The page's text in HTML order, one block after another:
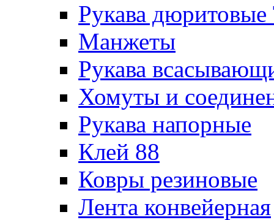
Рукава
Манжеты
Рукава
Хомуты и
Рукава напорные
Клей 88
Ковры резиновые
Лента конвейерная